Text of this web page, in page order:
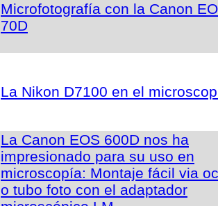
Microfotografía con la Canon
70D
La Nikon D7100 en el
La Canon EOS 600D nos ha
impresionado para su uso en
microscopía: Montaje fácil via
o tubo foto con el adaptador